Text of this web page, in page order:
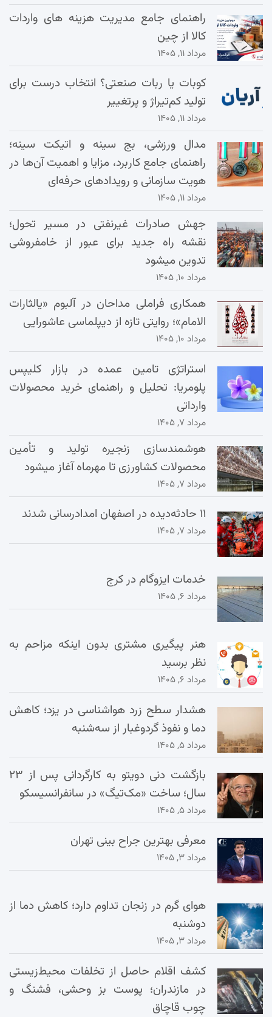
راهنمای جامع مدیریت هزینه‌ های واردات
کالا از چین
مرداد ۱۱, ۱۴۰۵
کوبات یا ربات صنعتی؟ انتخاب درست برای
تولید کم‌تیراژ و پرتغییر
مرداد ۱۱, ۱۴۰۵
مدال ورزشی، بج سینه و اتیکت سینه؛
راهنمای جامع کاربرد، مزایا و اهمیت آن‌ها در
هویت سازمانی و رویدادهای حرفه‌ای
مرداد ۱۱, ۱۴۰۵
جهش صادرات غیرنفتی در مسیر تحول؛
نقشه راه جدید برای عبور از خامفروشی
تدوین میشود
مرداد ۱۰, ۱۴۰۵
همکاری فراملی مداحان در آلبوم «یالثارات
الامام»؛ روایتی تازه از دیپلماسی عاشورایی
مرداد ۱۰, ۱۴۰۵
استراتژی تامین عمده در بازار کلیپس
پلومریا: تحلیل و راهنمای خرید محصولات
وارداتی
مرداد ۷, ۱۴۰۵
هوشمندسازی زنجیره تولید و تأمین
محصولات کشاورزی تا مهرماه آغاز میشود
مرداد ۷, ۱۴۰۵
۱۱ حادثه‌دیده در اصفهان امدادرسانی شدند
مرداد ۷, ۱۴۰۵
خدمات ایزوگام در کرج
مرداد ۶, ۱۴۰۵
هنر پیگیری مشتری بدون اینکه مزاحم به
نظر برسید
مرداد ۶, ۱۴۰۵
هشدار سطح زرد هواشناسی در یزد؛ کاهش
دما و نفوذ گردوغبار از سه‌شنبه
مرداد ۵, ۱۴۰۵
بازگشت دنی دویتو به کارگردانی پس از ۲۳
سال؛ ساخت «مک‌تیگ» در سانفرانسیسکو
مرداد ۵, ۱۴۰۵
معرفی بهترین جراح بینی تهران
مرداد ۳, ۱۴۰۵
هوای گرم در زنجان تداوم دارد؛ کاهش دما از
دوشنبه
مرداد ۳, ۱۴۰۵
کشف اقلام حاصل از تخلفات محیط‌زیستی
در مازندران؛ پوست بز وحشی، فشنگ و
چوب قاچاق